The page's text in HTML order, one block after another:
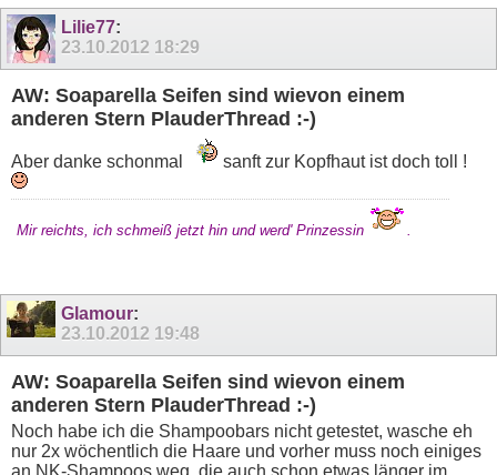
Lilie77:
23.10.2012 18:29
AW: Soaparella Seifen sind wievon einem
anderen Stern PlauderThread :-)
Aber danke schonmal sanft zur Kopfhaut ist doch toll !
Mir reichts, ich schmeiß jetzt hin und werd' Prinzessin
Glamour:
23.10.2012 19:48
AW: Soaparella Seifen sind wievon einem
anderen Stern PlauderThread :-)
Noch habe ich die Shampoobars nicht getestet, wasche eh
nur 2x wöchentlich die Haare und vorher muss noch einiges
an NK-Shampoos weg, die auch schon etwas länger im